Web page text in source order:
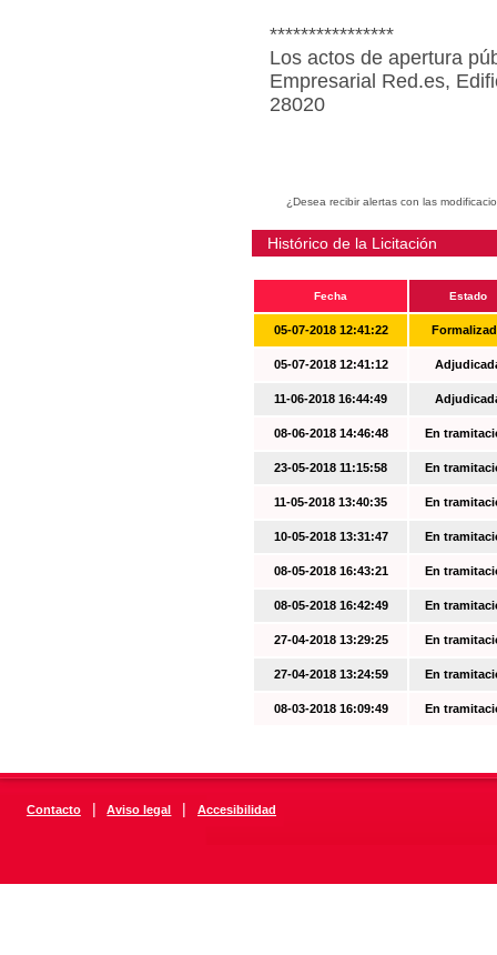
****************
Los actos de apertura
Empresarial Red.es,
28020
¿Desea recibir alertas con las
Histórico de la Licitación
Fecha Estado
05-07-2018 12:41:22
05-07-2018 12:41:12
11-06-2018 16:44:49
08-06-2018 14:46:48 En
23-05-2018 11:15:58 En
11-05-2018 13:40:35 En
10-05-2018 13:31:47 En
08-05-2018 16:43:21 En
08-05-2018 16:42:49 En
27-04-2018 13:29:25 En
27-04-2018 13:24:59 En
08-03-2018 16:09:49 En
Contacto | Aviso legal | Accesibilidad